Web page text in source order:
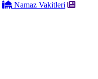
Namaz Vakitleri